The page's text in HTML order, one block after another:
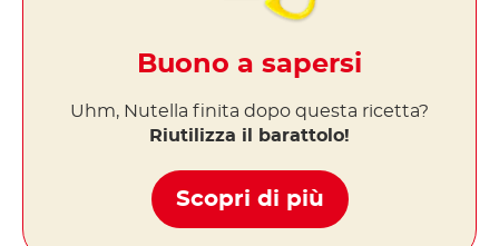
Buono a sapersi
Uhm, Nutella finita dopo questa ricetta?
Riutilizza il barattolo!
Scopri di più